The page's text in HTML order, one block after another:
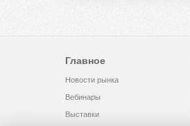
Главное
Новости рынка
Вебинары
Выставки